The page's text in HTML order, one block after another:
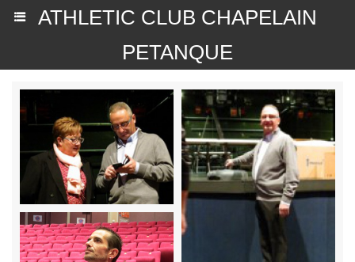
ATHLETIC CLUB CHAPELAIN
PETANQUE